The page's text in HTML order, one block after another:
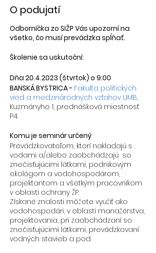
O podujatí
Odborníčka zo SIŽP Vás upozorní na
všetko, čo musí prevádzka spĺňať.
Školenie sa uskutoční:
Dňa 20.4.2023 (štvrtok) o 9:00
BANSKÁ BYSTRICA - Fakulta politických
vied a medzinárodných vzťahov UMB,
Kuzmányho 1, prednášková miestnosť
P4.
Komu je seminár určený
Prevádzkovateľom, ktorí nakladajú s
vodami a/alebo zaobchádzajú so
znečisťujúcimi látkami, podnikovým
ekológom a vodohospodárom,
projektantom a všetkým pracovníkom
v oblasti ochrany ŽP.
Získané znalosti môžete využiť ako
vodohospodári, v oblasti manažérstva,
projektovania, pri zaobchádzaní so
znečisťujúcimi látkami, prevádzkovaní
vodných stavieb a pod.